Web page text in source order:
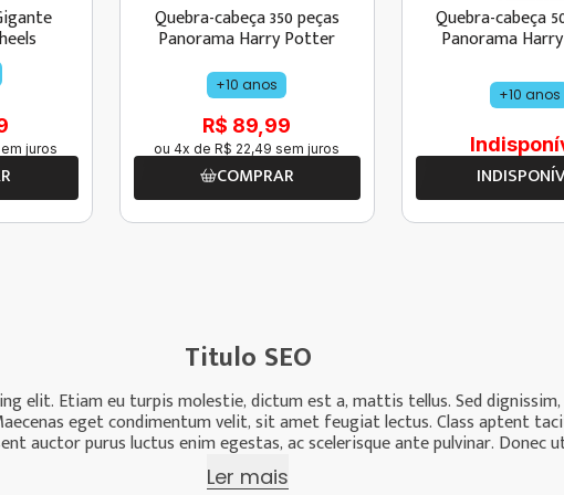
juros
Quebra-cabeça 350 peças
Panorama Harry Potter
+10 anos
R$ 89,99
ou4x deR$ 22,49 sem juros
COMPRAR
Quebra-cabeça
Panorama
+10 anos
Titulo SEO
elit. Etiam eu turpis molestie, dictum est a, mattis tellus. Sed
eget condimentum velit, sit amet feugiat lectus. Class aptent
auctor purus luctus enim egestas, ac scelerisque ante pulvinar. Donec
Ler mais